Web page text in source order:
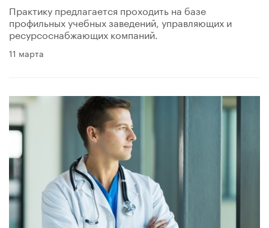
Практику предлагается проходить на базе
профильных учебных заведений, управляющих и
ресурсоснабжающих компаний.
11 марта